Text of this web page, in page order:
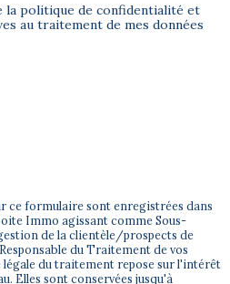
la politique de confidentialité et
au traitement de mes données
ce formulaire sont enregistrées dans
Immo agissant comme Sous-
de la clientèle/prospects de
du Traitement de vos
légale du traitement repose sur l'intérêt
Elles sont conservées jusqu'à